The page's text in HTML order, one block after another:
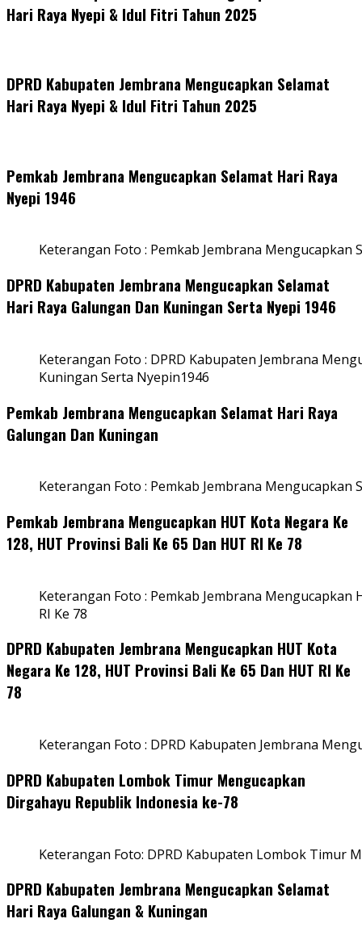
Hari Raya Nyepi & Idul Fitri Tahun 2025
DPRD Kabupaten Jembrana Mengucapkan Selamat
Hari Raya Nyepi & Idul Fitri Tahun 2025
Pemkab Jembrana Mengucapkan Selamat Hari Raya
Nyepi 1946
Keterangan Foto : Pemkab Jembrana Mengucapkan
DPRD Kabupaten Jembrana Mengucapkan Selamat
Hari Raya Galungan Dan Kuningan Serta Nyepi 1946
Keterangan Foto : DPRD Kabupaten Jembrana
Kuningan Serta Nyepin1946
Pemkab Jembrana Mengucapkan Selamat Hari Raya
Galungan Dan Kuningan
Keterangan Foto : Pemkab Jembrana Mengucapkan
Pemkab Jembrana Mengucapkan HUT Kota Negara Ke
128, HUT Provinsi Bali Ke 65 Dan HUT RI Ke 78
Keterangan Foto : Pemkab Jembrana Mengucapkan
RI Ke 78
DPRD Kabupaten Jembrana Mengucapkan HUT Kota
Negara Ke 128, HUT Provinsi Bali Ke 65 Dan HUT RI Ke
78
Keterangan Foto : DPRD Kabupaten Jembrana
DPRD Kabupaten Lombok Timur Mengucapkan
Dirgahayu Republik Indonesia ke-78
Keterangan Foto: DPRD Kabupaten Lombok Timur
DPRD Kabupaten Jembrana Mengucapkan Selamat
Hari Raya Galungan & Kuningan